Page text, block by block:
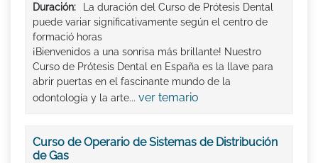
Duración:
La duración del Curso de Prótesis Dental
puede variar significativamente según el centro de
formació horas
¡Bienvenidos a una sonrisa más brillante! Nuestro
Curso de Prótesis Dental en España es la llave para
abrir puertas en el fascinante mundo de la
odontología y la arte... ver temario
Curso de Operario de Sistemas de Distribución
de Gas